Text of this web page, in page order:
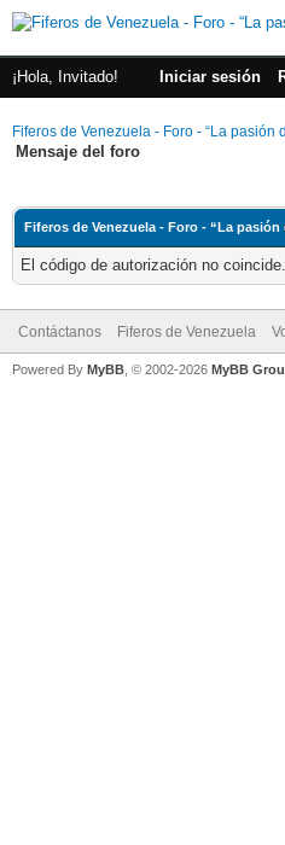
¡Hola, Invitado! Iniciar sesión
Fiferos de Venezuela - Foro - “La pasión
Mensaje del foro
Fiferos de Venezuela - Foro - “La
El código de autorización no
Contáctanos Fiferos de Venezuela
Powered By MyBB , © 2002-2026 MyBB